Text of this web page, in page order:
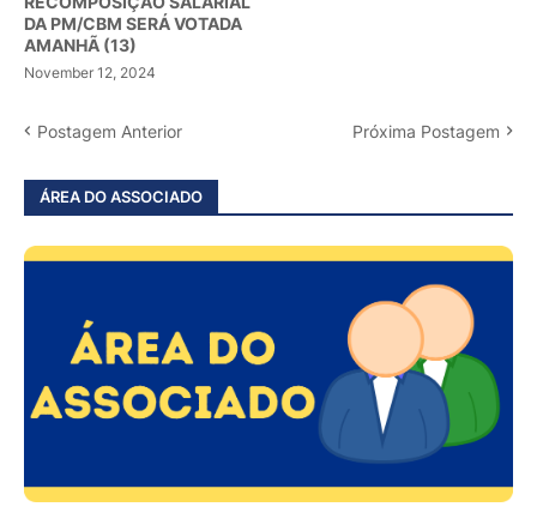
DA PM/CBM SERÁ VOTADA
AMANHÃ (13)
November 12, 2024
Postagem Anterior Próxima Postagem
ÁREA DO ASSOCIADO